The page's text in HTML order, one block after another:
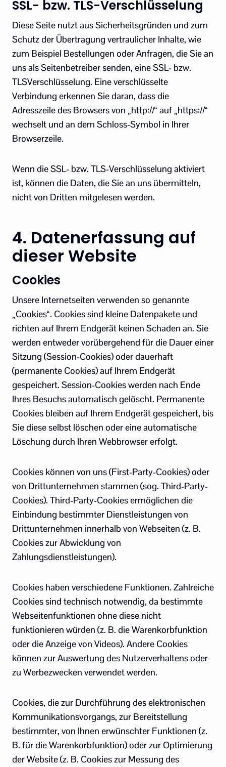
SSL- bzw. TLS-Verschlüsselung
Diese Seite nutzt aus Sicherheitsgründen und zum
Schutz der Übertragung vertraulicher Inhalte, wie
zum Beispiel Bestellungen oder Anfragen, die Sie an
uns als Seitenbetreiber senden, eine SSL- bzw.
TLSVerschlüsselung. Eine verschlüsselte
Verbindung erkennen Sie daran, dass die
Adresszeile des Browsers von „http://“ auf „https://“
wechselt und an dem Schloss-Symbol in Ihrer
Browserzeile.
Wenn die SSL- bzw. TLS-Verschlüsselung aktiviert
ist, können die Daten, die Sie an uns übermitteln,
nicht von Dritten mitgelesen werden.
4. Datenerfassung auf
dieser Website
Cookies
Unsere Internetseiten verwenden so genannte
„Cookies“. Cookies sind kleine Datenpakete und
richten auf Ihrem Endgerät keinen Schaden an. Sie
werden entweder vorübergehend für die Dauer einer
Sitzung (Session-Cookies) oder dauerhaft
(permanente Cookies) auf Ihrem Endgerät
gespeichert. Session-Cookies werden nach Ende
Ihres Besuchs automatisch gelöscht. Permanente
Cookies bleiben auf Ihrem Endgerät gespeichert, bis
Sie diese selbst löschen oder eine automatische
Löschung durch Ihren Webbrowser erfolgt.
Cookies können von uns (First-Party-Cookies) oder
von Drittunternehmen stammen (sog. Third-Party-
Cookies). Third-Party-Cookies ermöglichen die
Einbindung bestimmter Dienstleistungen von
Drittunternehmen innerhalb von Webseiten (z. B.
Cookies zur Abwicklung von
Zahlungsdienstleistungen).
Cookies haben verschiedene Funktionen. Zahlreiche
Cookies sind technisch notwendig, da bestimmte
Webseitenfunktionen ohne diese nicht
funktionieren würden (z. B. die Warenkorbfunktion
oder die Anzeige von Videos). Andere Cookies
können zur Auswertung des Nutzerverhaltens oder
zu Werbezwecken verwendet werden.
Cookies, die zur Durchführung des elektronischen
Kommunikationsvorgangs, zur Bereitstellung
bestimmter, von Ihnen erwünschter Funktionen (z.
B. für die Warenkorbfunktion) oder zur Optimierung
der Website (z. B. Cookies zur Messung des